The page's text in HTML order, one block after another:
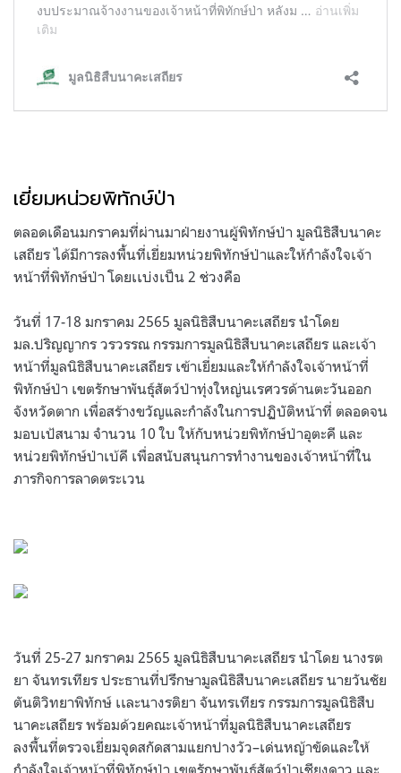
เยี่ยมหน่วยพิทักษ์ป่า
ตลอดเดือนมกราคมที่ผ่านมาฝ่ายงานผู้พิทักษ์ป่า มูลนิธิสืบนาคะ
เสถียร ได้มีการลงพื้นที่เยี่ยมหน่วยพิทักษ์ป่าและให้กำลังใจเจ้า
หน้าที่พิทักษ์ป่า โดยเเบ่งเป็น 2 ช่วงคือ
วันที่ 17-18 มกราคม 2565 มูลนิธิสืบนาคะเสถียร นำโดย
มล.ปริญญากร วรวรรณ กรรมการมูลนิธิสืบนาคะเสถียร และเจ้า
หน้าที่มูลนิธิสืบนาคะเสถียร เข้าเยี่ยมและให้กำลังใจเจ้าหน้าที่
พิทักษ์ป่า เขตรักษาพันธุ์สัตว์ป่าทุ่งใหญ่นเรศวรด้านตะวันออก
จังหวัดตาก เพื่อสร้างขวัญและกำลังในการปฏิบัติหน้าที่ ตลอดจน
มอบเป้สนาม จำนวน 10ใบ ให้กับหน่วยพิทักษ์ป่าอุตะคี และ
หน่วยพิทักษ์ป่าเบ้คี เพื่อสนับสนุนการทำงานของเจ้าหน้าที่ใน
ภารกิจการลาดตระเวน
วันที่ 25-27 มกราคม 2565 มูลนิธิสืบนาคะเสถียร นำโดย นางรต
ยา จันทรเทียร ประธานที่ปรึกษามูลนิธิสืบนาคะเสถียร นายวันชัย
ตันติวิทยาพิทักษ์ เเละนางรติยา จันทรเทียร กรรมการมูลนิธิสืบ
นาคะเสถียร พร้อมด้วยคณะเจ้าหน้าที่มูลนิธิสืบนาคะเสถียร
ลงพื้นที่ตรวจเยี่ยมจุดสกัดสามแยกปางวัว–เด่นหญ้าขัดและให้
กำลังใจเจ้าหน้าที่พิทักษ์ป่า เขตรักษาพันธุ์สัตว์ป่าเชียงดาว และ